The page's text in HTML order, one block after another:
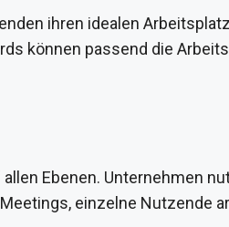
ihren idealen
können passend die
Ebenen. Unternehmen
einzelne Nutzende